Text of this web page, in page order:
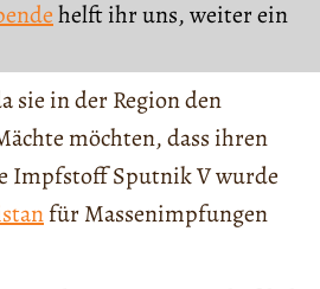
helft ihr uns, weiter ein
sie in der Region den
möchten, dass ihren
Impfstoff Sputnik V wurde
für Massenimpfungen